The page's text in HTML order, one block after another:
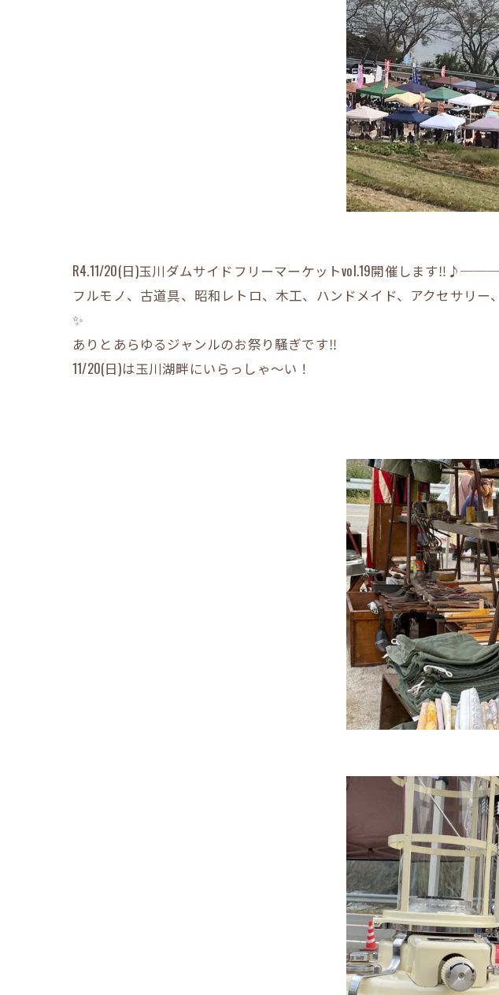
R4.11/20(日)玉川ダムサイドフリーマーケットvol.19開催しま
フルモノ、古道具、昭和レトロ、木工、ハンドメイド、アクセサリ
✨
ありとあらゆるジャンルのお祭り騒ぎです‼︎
11/20(日)は玉川湖畔にいらっしゃ〜い！